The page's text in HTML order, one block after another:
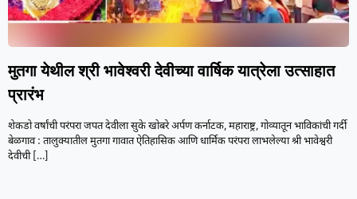
मुतगा येथील श्री भावेश्वरी देवीच्या वार्षिक यात्रेला उत्साहात
प्रारंभ
शेकडो वर्षांची परंपरा जपत देवीला सुके खोबरे अर्पण कर्नाटक, महाराष्ट्र, गोव्यातून भाविकांची गर्दी
बेळगाव : तालुक्यातील मुतगा गावात ऐतिहासिक आणि धार्मिक परंपरा लाभलेल्या श्री भावेश्वरी
देवीची[…]